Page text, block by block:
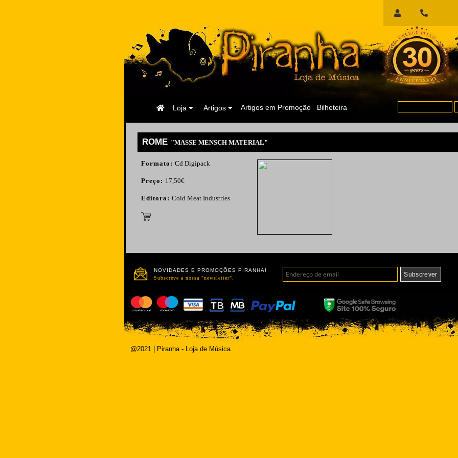
Início
Sessão
Bilheteira
Artigos em Promoção
Artigos
Loja
Página
ROME "MASSE MENSCH MATERIAL"
Formato: Cd Digipack
Preço: 17,50€
Editora: Cold Meat Industries
NOVIDADES E PROMOÇÕES PIRANHA!
Subscreve a nossa "newsletter".
@2021 | Piranha - Loja de Música.